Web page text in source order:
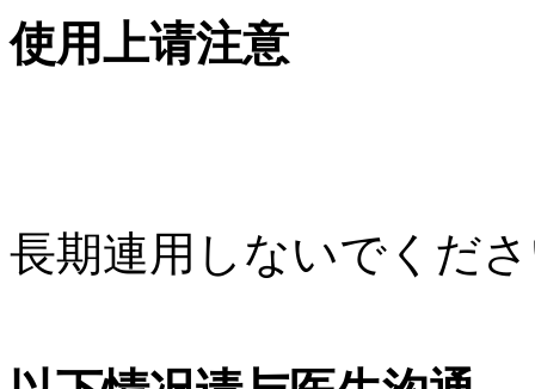
使用上请注意
長期連用しないでくだ